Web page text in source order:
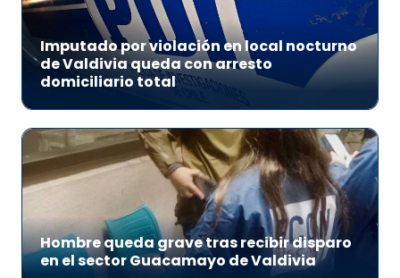
Imputado por violación en local nocturno
de Valdivia queda con arresto
domiciliario total
Hombre queda grave tras recibir disparo
en el sector Guacamayo de Valdivia